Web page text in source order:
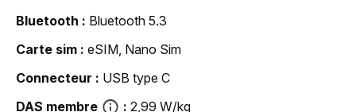
Bluetooth
Bluetooth 5.3
Carte sim
eSIM, Nano Sim
Connecteur
USB type C
DAS membre
2,99 W/kg